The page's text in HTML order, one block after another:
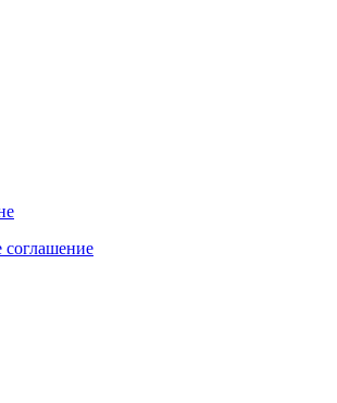
соглашение